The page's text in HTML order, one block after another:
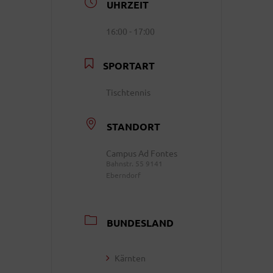
UHRZEIT
16:00 - 17:00
SPORTART
Tischtennis
STANDORT
Campus Ad Fontes
Bahnstr. 55 9141
Eberndorf
BUNDESLAND
Kärnten